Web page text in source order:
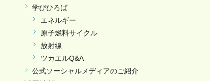
学びひろば
エネルギー
原子燃料サイクル
放射線
ツカエルQ&A
公式ソーシャルメディアのご紹介